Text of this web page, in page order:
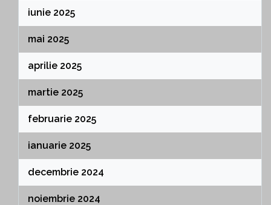
iunie 2025
mai 2025
aprilie 2025
martie 2025
februarie 2025
ianuarie 2025
decembrie 2024
noiembrie 2024